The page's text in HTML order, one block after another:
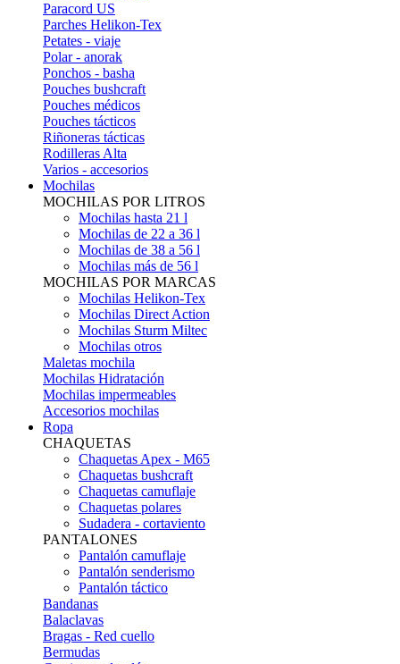
Paracord US
Parches Helikon-Tex
Petates - viaje
Polar - anorak
Ponchos - basha
Pouches bushcraft
Pouches médicos
Pouches tácticos
Riñoneras tácticas
Rodilleras Alta
Varios - accesorios
Mochilas
MOCHILAS POR LITROS
Mochilas hasta 21 l
Mochilas de 22 a 36 l
Mochilas de 38 a 56 l
Mochilas más de 56 l
MOCHILAS POR MARCAS
Mochilas Helikon-Tex
Mochilas Direct Action
Mochilas Sturm Miltec
Mochilas otros
Maletas mochila
Mochilas Hidratación
Mochilas impermeables
Accesorios mochilas
Ropa
CHAQUETAS
Chaquetas Apex - M65
Chaquetas bushcraft
Chaquetas camuflaje
Chaquetas polares
Sudadera - cortaviento
PANTALONES
Pantalón camuflaje
Pantalón senderismo
Pantalón táctico
Bandanas
Balaclavas
Bragas - Red cuello
Bermudas